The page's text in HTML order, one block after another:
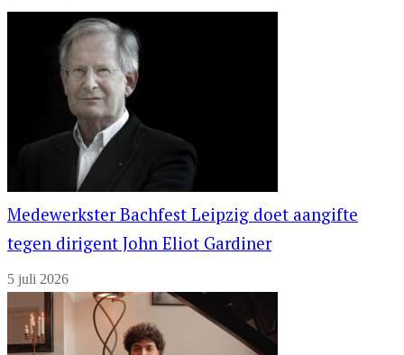
Medewerkster Bachfest Leipzig doet aangifte
tegen dirigent John Eliot Gardiner
5 juli 2026